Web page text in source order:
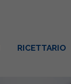
RICETTARIO